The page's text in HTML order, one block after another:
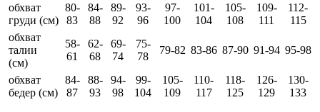
обхват
груди (см)
80-
83
84-
88
89-
92
93-
96
97-
100
101-
104
105-
108
109-
111
112-
115
обхват
талии
(см)
58-
61
62-
68
69-
74
75-
78
79-82 83-86 87-90 91-94 95-98
обхват
бедер (см)
84-
87
88-
93
94-
98
99-
104
105-
109
110-
117
118-
125
126-
129
130-
133